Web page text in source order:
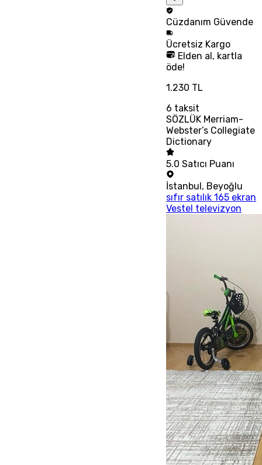
Cüzdanım Güvende
Ücretsiz Kargo
Elden al, kartla
öde!
1.230 TL
6 taksit
SÖZLÜK Merriam-
Webster’s Collegiate
Dictionary
5.0 Satıcı Puanı
İstanbul, Beyoğlu
sıfır satılık 165 ekran
Vestel televizyon